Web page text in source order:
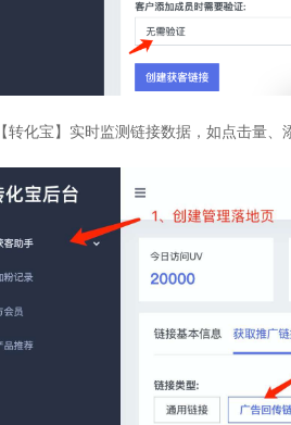
【转化宝】实时监测链接数据，如点击量